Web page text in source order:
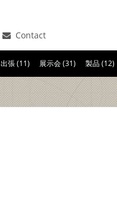
Contact
出張 (11) 展示会 (31) 製品 (12)